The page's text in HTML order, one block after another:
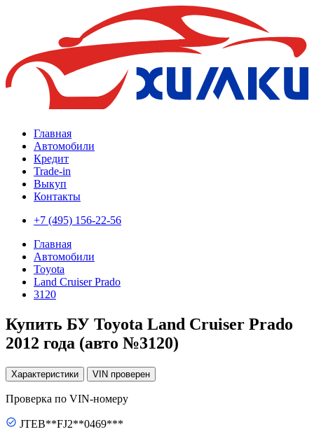
Главная
Автомобили
Кредит
Trade-in
Выкуп
Контакты
+7 (495) 156-22-56
Главная
Автомобили
Toyota
Land Cruiser Prado
3120
Купить БУ Toyota Land Cruiser Prado
2012 года (авто №3120)
Характеристики VIN проверен
Проверка по VIN-номеру
JTEB**FJ2**0469***